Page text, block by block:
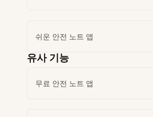
쉬운 안전 노트 앱
유사 기능
무료 안전 노트 앱